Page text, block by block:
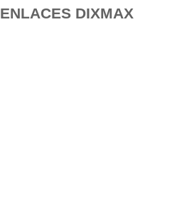
ENLACES DIXMAX